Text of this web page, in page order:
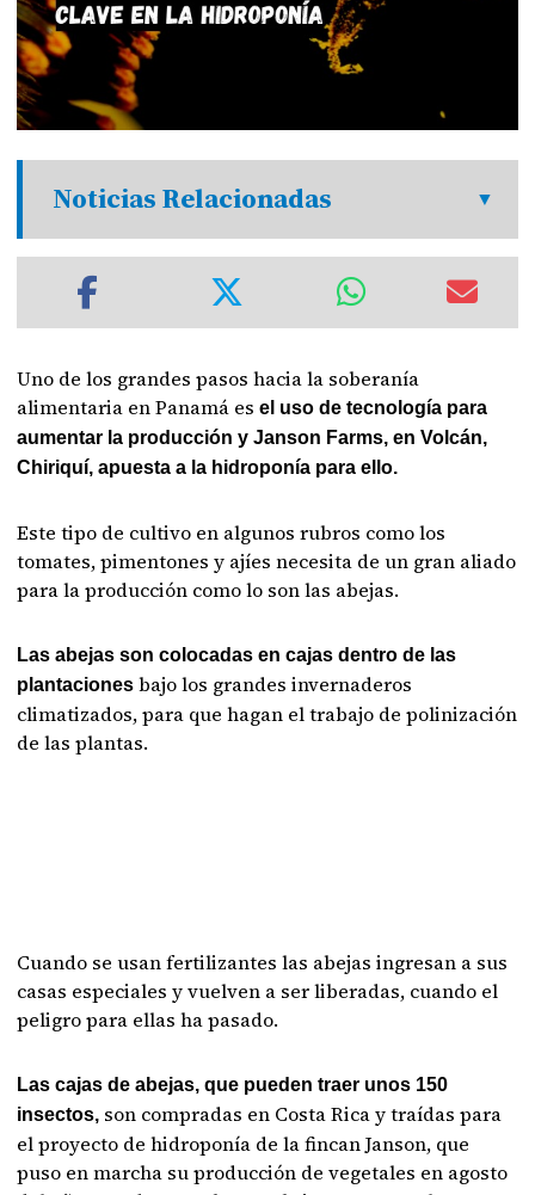
Noticias Relacionadas
Uno de los grandes pasos hacia la soberanía
alimentaria en Panamá esel uso de tecnología para
aumentar la producción y Janson Farms, en Volcán,
Chiriquí, apuesta a la hidroponía para ello.
Este tipo de cultivo en algunos rubros como los
tomates, pimentones y ajíes necesita de un gran aliado
para la producción como lo son las abejas.
Las abejas son colocadas en cajas dentro de las
plantacionesbajo los grandes invernaderos
climatizados, para que hagan el trabajo de polinización
de las plantas.
Cuando se usan fertilizantes las abejas ingresan a sus
casas especiales y vuelven a ser liberadas, cuando el
peligro para ellas ha pasado.
Las cajas de abejas, que pueden traer unos 150
insectos, son compradas en Costa Rica y traídas para
el proyecto de hidroponía de la fincan Janson, que
puso en marcha su producción de vegetales en agosto